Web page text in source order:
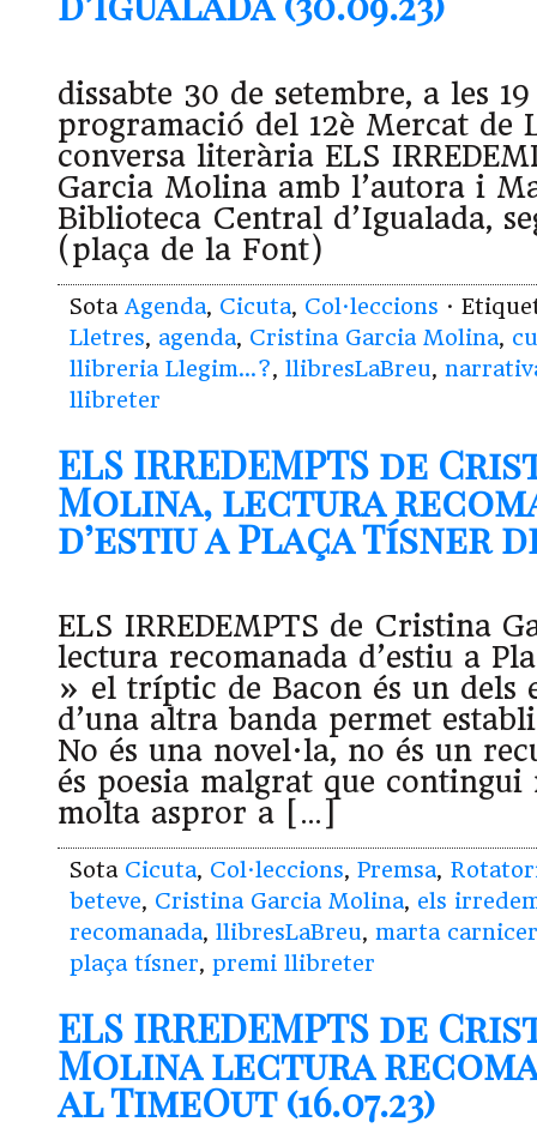
dissabte 30 de setembre, a les
programació del 12è Mercat de
conversa literària ELS
Garcia Molina amb l’autora i
Biblioteca Central d’Igualada,
(plaça de la Font)
Sota Agenda, Cicuta, Col·leccions ·
Lletres, agenda, Cristina Garcia Molina,
llibreria Llegim...?, llibresLaBreu,
llibreter
ELS IRREDEMPTS de
Molina, lectura
d’estiu a Plaça Tísner
ELS IRREDEMPTS de Cristina
lectura recomanada d’estiu a
» el tríptic de Bacon és un dels
d’una altra banda permet
No és una novel·la, no és un
és poesia malgrat que
molta aspror a […]
Sota Cicuta, Col·leccions, Premsa,
beteve, Cristina Garcia Molina, els
recomanada, llibresLaBreu, marta
plaça tísner, premi llibreter
ELS IRREDEMPTS de
Molina lectura
al TimeOut (16.07.23)